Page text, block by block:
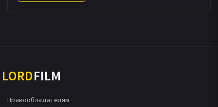
LORDFILM
Правообладателям